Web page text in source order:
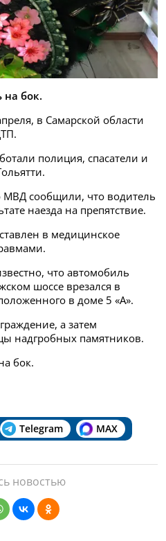
на бок.
в Самарской области
полиция, спасатели и
МВД сообщили, что водитель
наезда на препятствие.
в медицинское
что автомобиль
шоссе врезался в
в доме 5 «А».
а затем
надгробных памятников.
бок.
Telegram MAX
новостью